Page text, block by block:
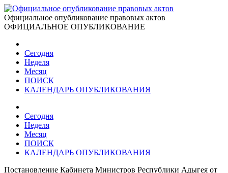
Официальное опубликование правовых актов
ОФИЦИАЛЬНОЕ ОПУБЛИКОВАНИЕ
Сегодня
Неделя
Месяц
ПОИСК
КАЛЕНДАРЬ ОПУБЛИКОВАНИЯ
Сегодня
Неделя
Месяц
ПОИСК
КАЛЕНДАРЬ ОПУБЛИКОВАНИЯ
Постановление Кабинета Министров Республики Адыгея от